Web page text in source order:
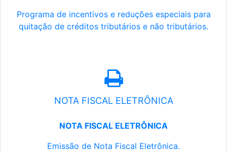
Programa de incentivos e reduções especiais para
quitação de créditos tributários e não tributários.
NOTA FISCAL ELETRÔNICA
NOTA FISCAL ELETRÔNICA
Emissão de Nota Fiscal Eletrônica.